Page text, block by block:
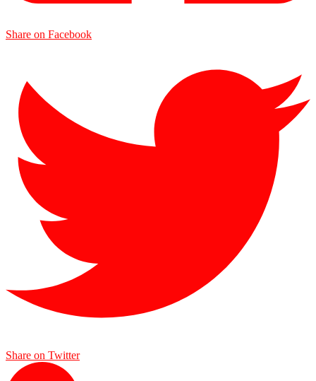
Share on Facebook
Share on Twitter